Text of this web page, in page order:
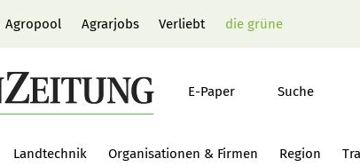
Agropool Agrarjobs Verliebt die grüne
E-Paper Suche
Landtechnik Organisationen & Firmen Region